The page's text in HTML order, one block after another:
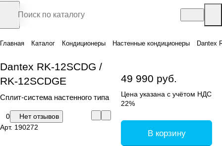
Главная Каталог Кондиционеры Настенные кондиционеры Dantex
Dantex RK-12SCDG /
RK-12SCDGE
Сплит-система настенного типа
0
Нет отзывов
Арт. 190272
49 990 руб.
Цена указана с учётом НДС
22%
В корзину